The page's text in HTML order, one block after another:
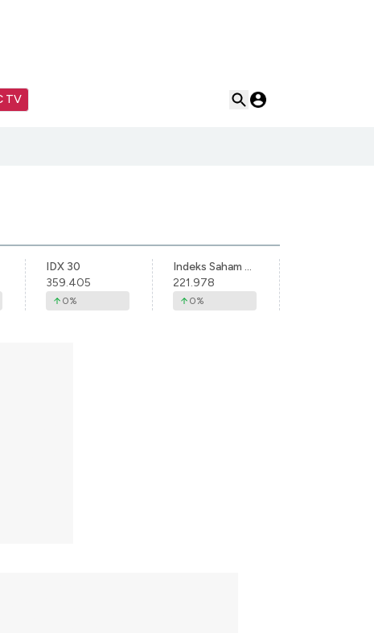
TV
IDX 30
359.405
0%
Indeks Saham Syariah Indonesia
221.978
0%